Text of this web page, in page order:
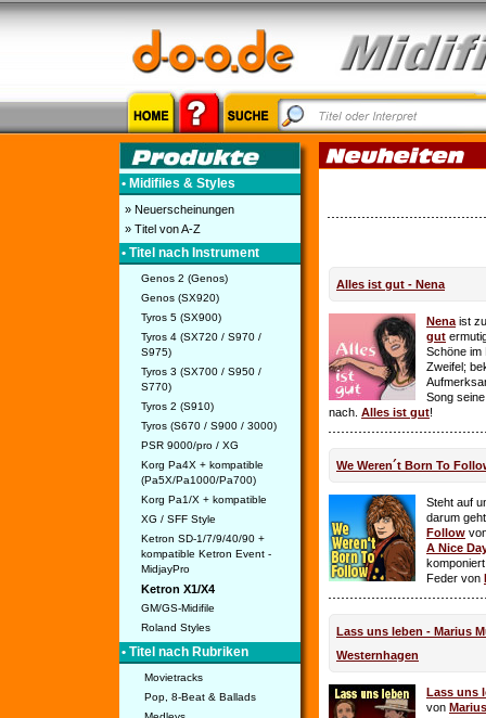
• Midifiles & Styles
» Neuerscheinungen
» Titel von A-Z
• Titel nach Instrument
Genos 2 (Genos)
Genos (SX920)
Tyros 5 (SX900)
Tyros 4 (SX720 / S970 /
S975)
Tyros 3 (SX700 / S950 /
S770)
Tyros 2 (S910)
Tyros (S670 / S900 / 3000)
PSR 9000/pro / XG
Korg Pa4X + kompatible
(Pa5X/Pa1000/Pa700)
Korg Pa1/X + kompatible
XG / SFF Style
Ketron SD-1/7/9/40/90 +
kompatible Ketron Event -
MidjayPro
Ketron X1/X4
GM/GS-Midifile
Roland Styles
• Titel nach Rubriken
Movietracks
Pop, 8-Beat & Ballads
Alles ist gut - Nena
Nena ist
gut
Schöne im
Zweifel;
Song
nach. Alles ist gut!
We Weren´t Born To
Steht auf
darum
Follow
A Nice
Feder von
Lass uns leben - Marius
Westernhagen
Lass uns
von